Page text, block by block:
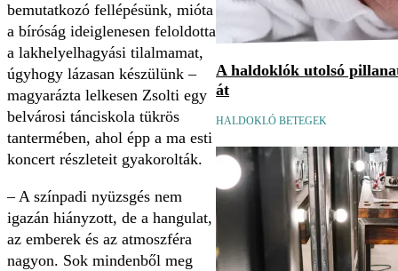
bemutatkozó fellépésünk, mióta
a bíróság ideiglenesen feloldotta
a lakhelyelhagyási tilalmamat,
úgyhogy lázasan készülünk –
magyarázta lelkesen Zsolti egy
belvárosi tánciskola tükrös
tantermében, ahol épp a ma esti
koncert részleteit gyakorolták.
– A színpadi nyüzsgés nem
igazán hiányzott, de a hangulat,
az emberek és az atmoszféra
nagyon. Sok mindenből meg
A haldoklók utolsó
át
HALDOKLÓ BETEGEK